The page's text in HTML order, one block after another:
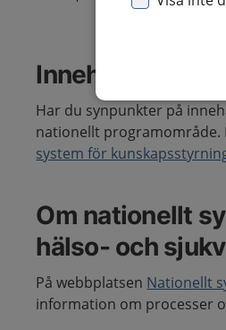
Innehåll i
Har du synpunkter på
nationellt programområde.
system för
Om nationellt
hälso- och
På webbplatsen Nationellt
information om processer